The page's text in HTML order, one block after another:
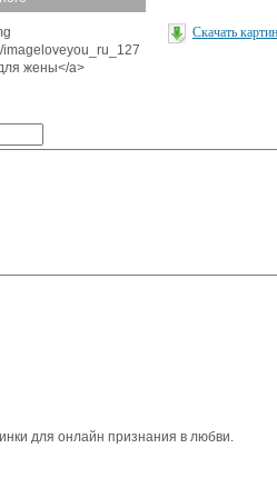
жены</a>
Скачать
для онлайн признания в любви.